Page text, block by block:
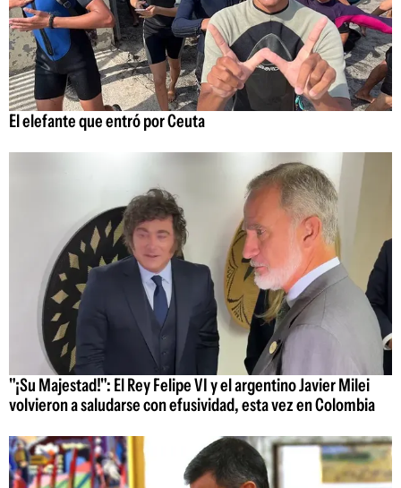
El elefante que entró por Ceuta
"¡Su Majestad!": El Rey Felipe VI y el argentino Javier Milei
volvieron a saludarse con efusividad, esta vez en Colombia